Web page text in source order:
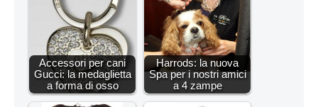
Accessori per cani
Gucci: la medaglietta
a forma di osso
Harrods: la nuova
Spa per i nostri amici
a 4 zampe